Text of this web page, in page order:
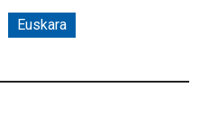
Euskara